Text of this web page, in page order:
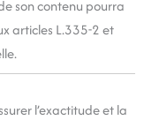
son contenu pourra
articles L.335-2 et
l’exactitude et la